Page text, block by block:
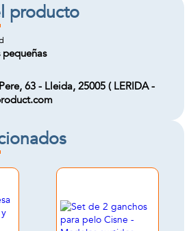
producto
63 - Lleida, 25005 ( LERIDA -